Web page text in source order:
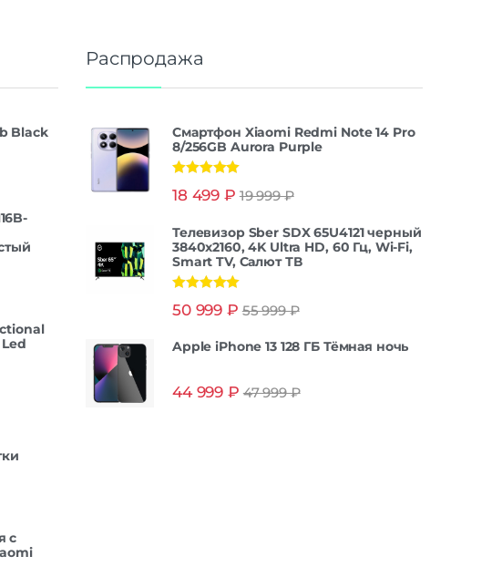
Black
с
Распродажа
Смартфон Xiaomi Redmi Note 14 Pro
8/256GB Aurora Purple
из 5
18 499 ₽ 19 999₽
Телевизор Sber SDX 65U4121 черный
3840x2160, 4K Ultra HD, 60 Гц, Wi-Fi,
Smart TV, Салют ТВ
из 5
50 999 ₽ 55 999₽
Apple iPhone 13 128 ГБ Тёмная ночь
44 999 ₽ 47 999₽